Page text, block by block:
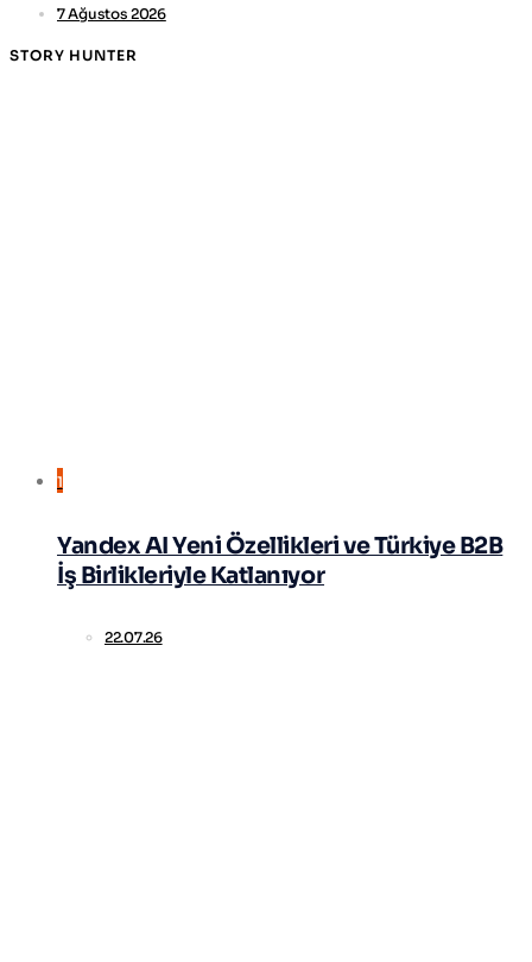
7 Ağustos 2026
STORY HUNTER
1
Yandex AI Yeni Özellikleri ve Türkiye B2B
İş Birlikleriyle Katlanıyor
22.07.26